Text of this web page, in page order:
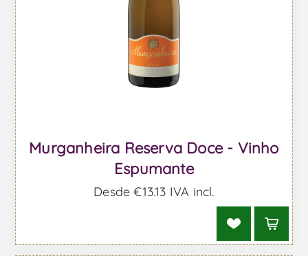
Murganheira Reserva Doce - Vinho
Espumante
Desde €13,13 IVA incl.